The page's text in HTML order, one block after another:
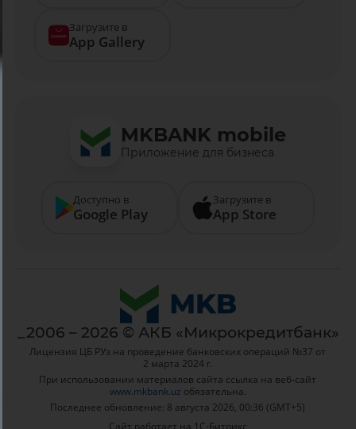
Загрузите в
App Gallery
MKBANK mobile
Приложение для бизнеса
Доступно в
Google Play
Загрузите в
App Store
_2006 – 2026 © АКБ «Микрокредитбанк»
Лицензия ЦБ РУз на проведение банковских операций №37 от
2 марта 2024 г.
При использовании материалов сайта ссылка на веб-сайт
www.mkbank.uz обязательна.
Последнее обновление: 8 августа 2026, 00:36 (GMT+5)
Сайт работает на 1C-Битрикс